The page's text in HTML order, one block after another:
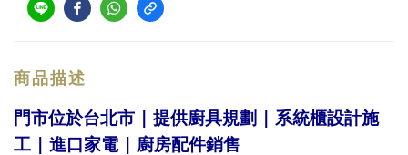
商品描述
門市位於台北市 | 提供廚具規劃 | 系統櫃設計施
工 | 進口家電 | 廚房配件銷售